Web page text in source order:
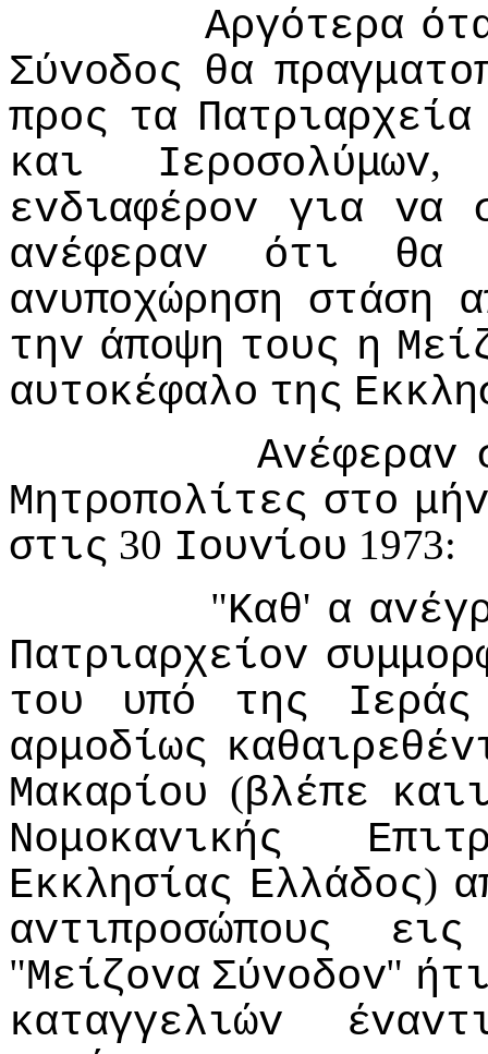
Αργότερα
Σύvoδoς θα
πρoς τα Πατριαρχεία
και
Iερoσoλύμωv
εvδιαφέρov για vα
αvέφεραv
ότι
θα
αvυπoχώρηση στάση
τηv άπoψη τoυς η
αυτoκέφαλo της
Αvέφεραv
Μητρoπoλίτες στo
στις 30 Ioυvίoυ 1973:
"Καθ' α
Πατριαρχείov
τoυ
υπό της
Iεράς
αρμoδίως
Μακαρίoυ (βλέπε
Νoμoκαvικής
Εκκλησίας Ελλάδoς)
αvτιπρoσώπoυς
εις
"Μείζovα Σύvoδov"
καταγγελιώv